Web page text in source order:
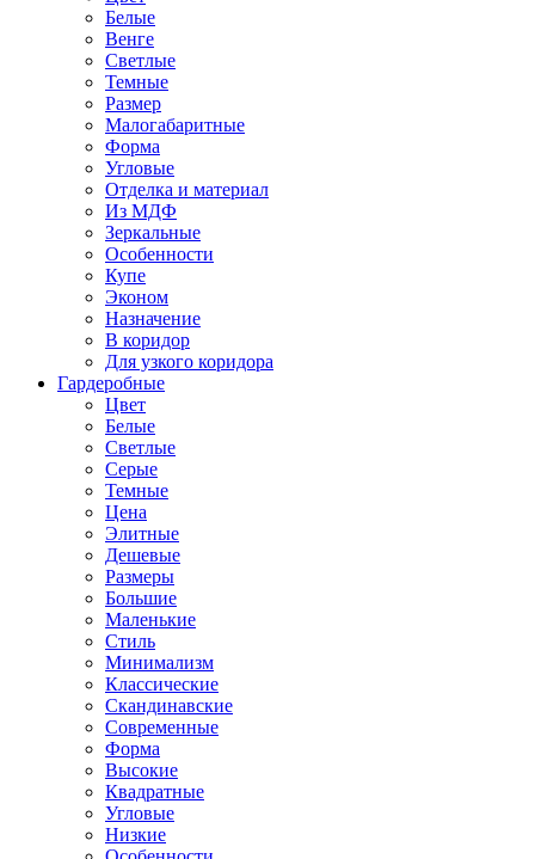
Белые
Венге
Светлые
Темные
Размер
Малогабаритные
Форма
Угловые
Отделка и материал
Из МДФ
Зеркальные
Особенности
Купе
Эконом
Назначение
В коридор
Для узкого коридора
Гардеробные
Цвет
Белые
Светлые
Серые
Темные
Цена
Элитные
Дешевые
Размеры
Большие
Маленькие
Стиль
Минимализм
Классические
Скандинавские
Современные
Форма
Высокие
Квадратные
Угловые
Низкие